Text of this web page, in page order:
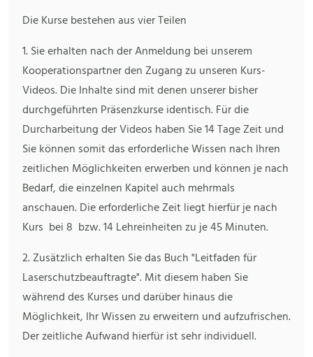
Die Kurse bestehen aus vier Teilen
1. Sie erhalten nach der Anmeldung bei unserem
Kooperationspartner den Zugang zu unseren Kurs-
Videos. Die Inhalte sind mit denen unserer bisher
durchgeführten Präsenzkurse identisch. Für die
Durcharbeitung der Videos haben Sie 14 Tage Zeit und
Sie können somit das erforderliche Wissen nach Ihren
zeitlichen Möglichkeiten erwerben und können je nach
Bedarf, die einzelnen Kapitel auch mehrmals
anschauen. Die erforderliche Zeit liegt hierfür je nach
Kurs bei 8 bzw. 14 Lehreinheiten zu je 45 Minuten.
2. Zusätzlich erhalten Sie das Buch "Leitfaden für
Laserschutzbeauftragte". Mit diesem haben Sie
während des Kurses und darüber hinaus die
Möglichkeit, Ihr Wissen zu erweitern und aufzufrischen.
Der zeitliche Aufwand hierfür ist sehr individuell.